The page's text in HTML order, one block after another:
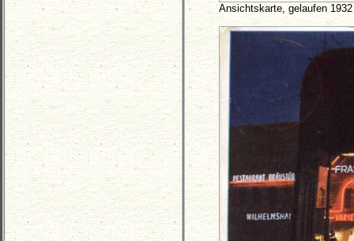
Ansichtskarte, gelaufen 1932